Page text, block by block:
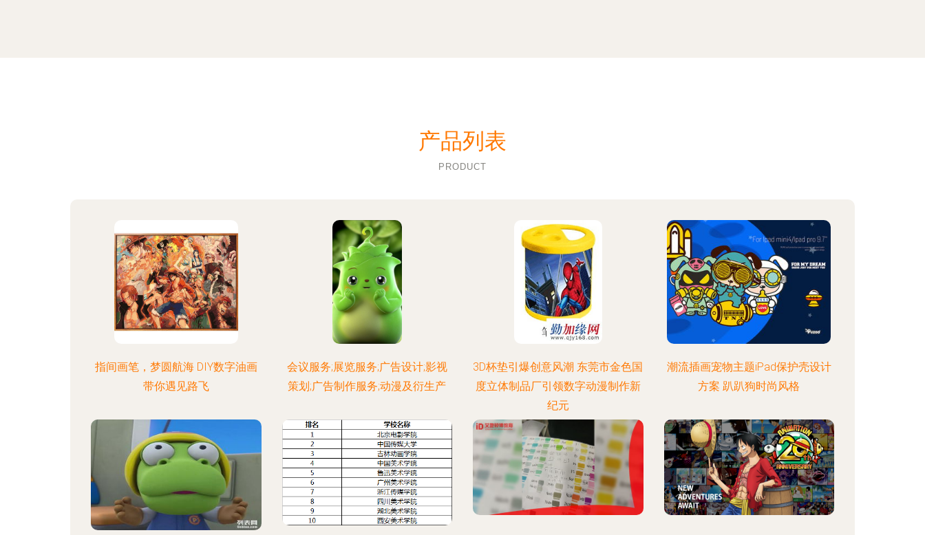
产品列表
PRODUCT
指间画笔，梦圆航海 DIY数字油画
带你遇见路飞
会议服务;展览服务;广告设计;影视
策划;广告制作服务;动漫及衍生产
3D杯垫引爆创意风潮 东莞市金色国
度立体制品厂引领数字动漫制作新
纪元
潮流插画宠物主题iPad保护壳设计
方案 趴趴狗时尚风格